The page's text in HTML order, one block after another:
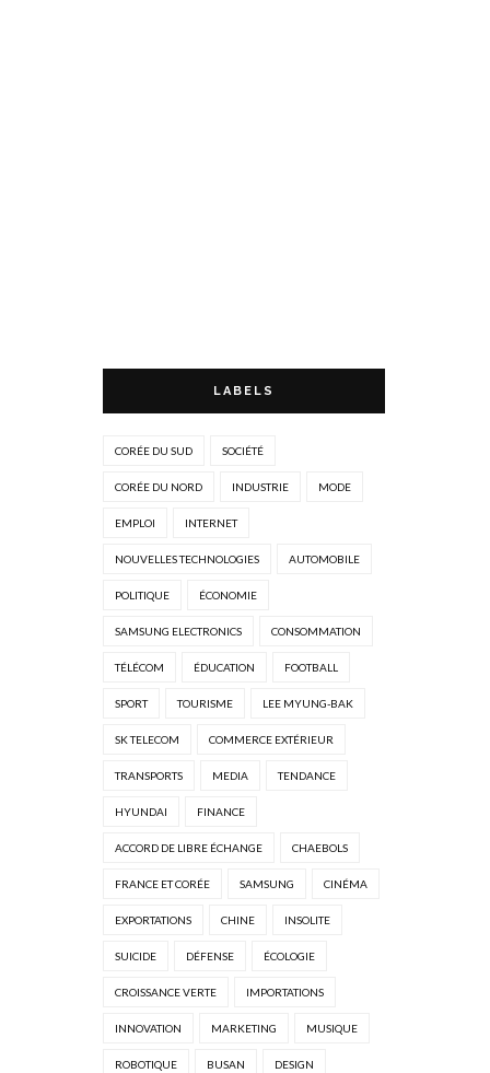
LABELS
CORÉE DU SUD SOCIÉTÉ
CORÉE DU NORD INDUSTRIE MODE
EMPLOI INTERNET
NOUVELLES TECHNOLOGIES AUTOMOBILE
POLITIQUE ÉCONOMIE
SAMSUNG ELECTRONICS CONSOMMATION
TÉLÉCOM ÉDUCATION FOOTBALL
SPORT TOURISME LEE MYUNG-BAK
SK TELECOM COMMERCE EXTÉRIEUR
TRANSPORTS MEDIA TENDANCE
HYUNDAI FINANCE
ACCORD DE LIBRE ÉCHANGE CHAEBOLS
FRANCE ET CORÉE SAMSUNG CINÉMA
EXPORTATIONS CHINE INSOLITE
SUICIDE DÉFENSE ÉCOLOGIE
CROISSANCE VERTE IMPORTATIONS
INNOVATION MARKETING MUSIQUE
ROBOTIQUE BUSAN DESIGN